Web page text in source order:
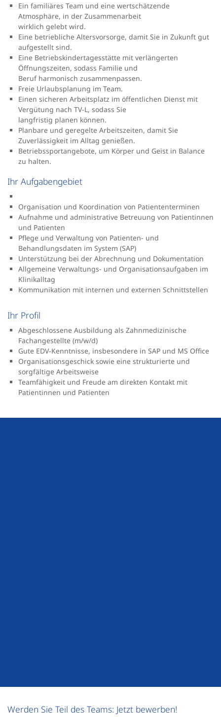
Ein familiäres Team und eine wertschätzende
Atmosphäre, in der Zusammenarbeit
wirklich gelebt wird.
Eine betriebliche Altersvorsorge, damit Sie in Zukunft gut
aufgestellt sind.
Eine Betriebskindertagesstätte mit verlängerten
Öffnungszeiten, sodass Familie und
Beruf harmonisch zusammenpassen.
Freie Urlaubsplanung im Team.
Einen sicheren Arbeitsplatz im öffentlichen Dienst mit
Vergütung nach TV-L, sodass Sie
langfristig planen können.
Planbare und geregelte Arbeitszeiten, damit Sie
Zuverlässigkeit im Alltag genießen.
Betriebssportangebote, um Körper und Geist in Balance
zu halten.
Ihr Aufgabengebiet
Organisation und Koordination von Patiententerminen
Aufnahme und administrative Betreuung von Patientinnen
und Patienten
Pflege und Verwaltung von Patienten- und
Behandlungsdaten im System (SAP)
Unterstützung bei der Abrechnung und Dokumentation
Allgemeine Verwaltungs- und Organisationsaufgaben im
Klinikalltag
Kommunikation mit internen und externen Schnittstellen
Ihr Profil
Abgeschlossene Ausbildung als Zahnmedizinische
Fachangestellte (m/w/d)
Gute EDV-Kenntnisse, insbesondere in SAP und MS Office
Organisationsgeschick sowie eine strukturierte und
sorgfältige Arbeitsweise
Teamfähigkeit und Freude am direkten Kontakt mit
Patientinnen und Patienten
Werden Sie Teil des Teams: Jetzt bewerben!